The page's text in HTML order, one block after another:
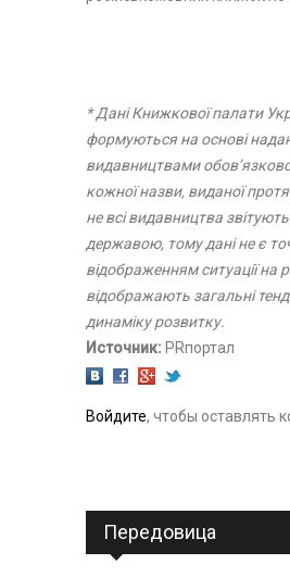
* Дані Книжкової палати
формуються на основі
видавництвами
кожної назви, виданої
не всі видавництва
державою, тому дані не є
відображенням ситуації на
відображають загальні
динаміку розвитку.
Источник: PRпортал
Войдите, чтобы оставлять
Передовица